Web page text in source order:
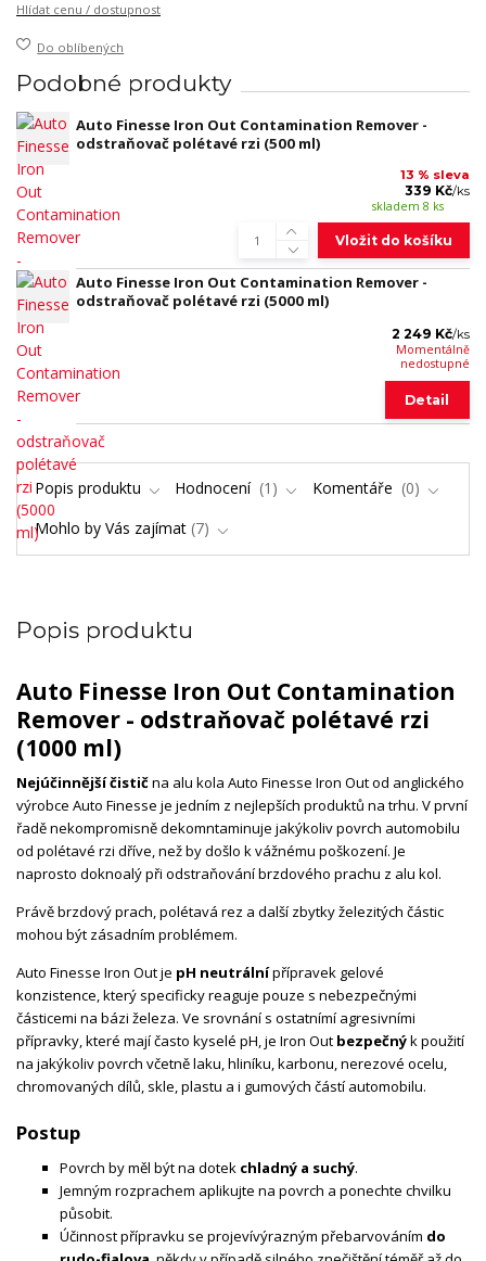
Hlídat cenu / dostupnost
Do oblíbených
Podobné produkty
Auto Finesse Iron Out Contamination Remover -
odstraňovač polétavé rzi (500 ml)
13 % sleva
339 Kč/ks
skladem 8 ks
Vložit do košíku
Auto Finesse Iron Out Contamination Remover -
odstraňovač polétavé rzi (5000 ml)
2 249 Kč/ks
Momentálně
nedostupné
Detail
Popis produktu Hodnocení 1 Komentáře
0
Mohlo by Vás zajímat 7
Popis produktu
Auto Finesse Iron Out Contamination
Remover - odstraňovač polétavé rzi
(1000 ml)
Nejúčinnější čistična alu kola Auto Finesse Iron Out od anglického
výrobce Auto Finesse je jedním z nejlepších produktů na trhu. V první
řadě nekompromisně dekomntaminuje jakýkoliv povrch automobilu
od polétavé rzi dříve, než by došlo k vážnému poškození. Je
naprosto doknoalý při odstraňování brzdového prachu z alu kol.
Právě brzdový prach, polétavá rez a další zbytky železitých částic
mohou být zásadním problémem.
Auto Finesse Iron Out je pH neutrálnípřípravek gelové
konzistence, který specificky reaguje pouze s nebezpečnými
částicemi na bázi železa. Ve srovnání s ostatnímí agresivními
přípravky, které mají často kyselé pH, je Iron Out bezpečnýk použití
na jakýkoliv povrch včetně laku, hliníku, karbonu, nerezové ocelu,
chromovaných dílů, skle, plastu a i gumových částí automobilu.
Postup
Povrch by měl být na dotek chladný a suchý.
Jemným rozprachem aplikujte na povrch a ponechte chvilku
působit.
Účinnost přípravku se projevívýrazným přebarvováním do